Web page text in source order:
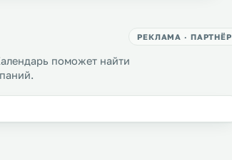
РЕКЛАМА · ПАРТНЁР
поможет найти